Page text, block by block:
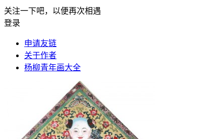
关注一下吧，以便再次相遇
登录
申请友链
关于作者
杨柳青年画大全